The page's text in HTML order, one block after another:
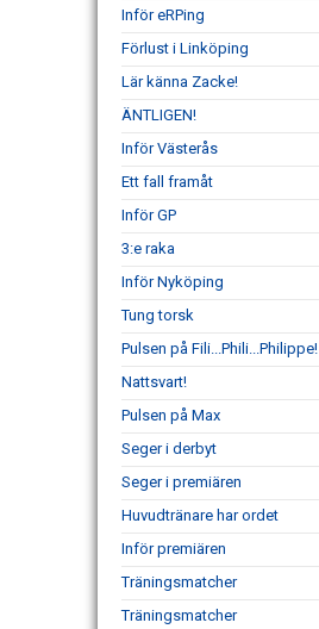
Inför eRPing
Förlust i Linköping
Lär känna Zacke!
ÄNTLIGEN!
Inför Västerås
Ett fall framåt
Inför GP
3:e raka
Inför Nyköping
Tung torsk
Pulsen på Fili...Phili...Philippe!
Nattsvart!
Pulsen på Max
Seger i derbyt
Seger i premiären
Huvudtränare har ordet
Inför premiären
Träningsmatcher
Träningsmatcher